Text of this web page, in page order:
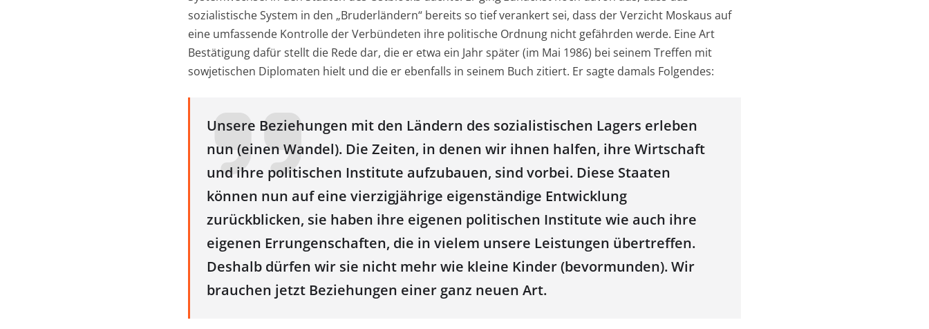
sozialistische System in den „Bruderländern“ bereits so tief verankert sei, dass der Verzicht Moskaus auf
eine umfassende Kontrolle der Verbündeten ihre politische Ordnung nicht gefährden werde. Eine Art
Bestätigung dafür stellt die Rede dar, die er etwa ein Jahr später (im Mai 1986) bei seinem Treffen mit
sowjetischen Diplomaten hielt und die er ebenfalls in seinem Buch zitiert. Er sagte damals Folgendes:
Unsere Beziehungen mit den Ländern des sozialistischen Lagers erleben
nun (einen Wandel). Die Zeiten, in denen wir ihnen halfen, ihre Wirtschaft
und ihre politischen Institute aufzubauen, sind vorbei. Diese Staaten
können nun auf eine vierzigjährige eigenständige Entwicklung
zurückblicken, sie haben ihre eigenen politischen Institute wie auch ihre
eigenen Errungenschaften, die in vielem unsere Leistungen übertreffen.
Deshalb dürfen wir sie nicht mehr wie kleine Kinder (bevormunden). Wir
brauchen jetzt Beziehungen einer ganz neuen Art.